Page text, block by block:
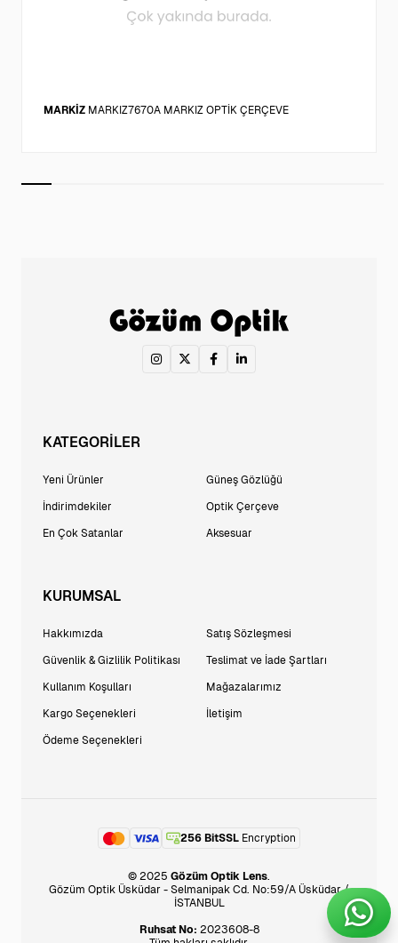
MARKİZ MARKIZ7670A MARKIZ OPTİK ÇERÇEVE
KATEGORİLER
Yeni Ürünler
İndirimdekiler
En Çok Satanlar
Güneş Gözlüğü
Optik Çerçeve
Aksesuar
KURUMSAL
Hakkımızda
Güvenlik & Gizlilik Politikası
Kullanım Koşulları
Kargo Seçenekleri
Ödeme Seçenekleri
Satış Sözleşmesi
Teslimat ve İade Şartları
Mağazalarımız
İletişim
256 BitSSL Encryption
© 2025 Gözüm Optik Lens.
Gözüm Optik Üsküdar - Selmanipak Cd. No:59/A Üsküdar /
İSTANBUL
Ruhsat No: 2023608-8